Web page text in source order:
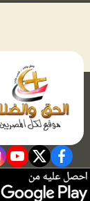
facebook
twitter